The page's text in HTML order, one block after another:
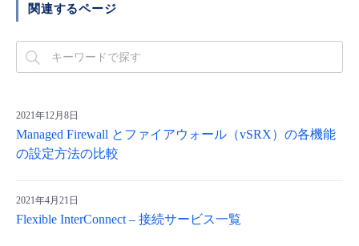
関連するページ
2021年12月8日
Managed Firewall とファイアウォール（vSRX）の各機能
の設定方法の比較
2021年4月21日
Flexible InterConnect – 接続サービス一覧